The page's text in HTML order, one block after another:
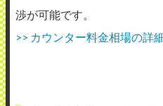
渉が可能です。
>> カウンター料金相場の詳